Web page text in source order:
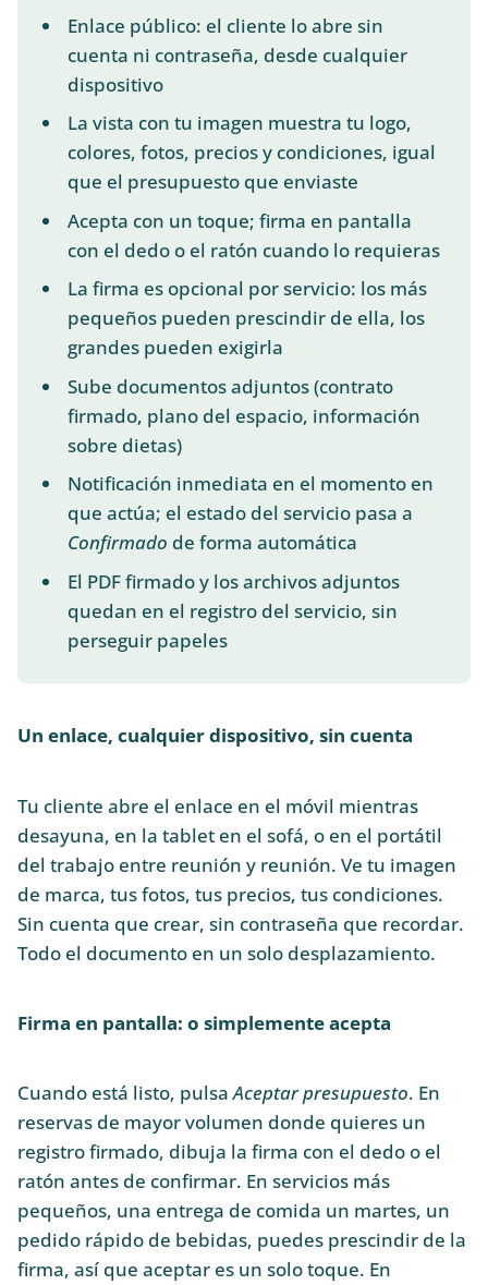
Enlace público: el cliente lo abre sin
cuenta ni contraseña, desde cualquier
dispositivo
La vista con tu imagen muestra tu logo,
colores, fotos, precios y condiciones, igual
que el presupuesto que enviaste
Acepta con un toque; firma en pantalla
con el dedo o el ratón cuando lo requieras
La firma es opcional por servicio: los más
pequeños pueden prescindir de ella, los
grandes pueden exigirla
Sube documentos adjuntos (contrato
firmado, plano del espacio, información
sobre dietas)
Notificación inmediata en el momento en
que actúa; el estado del servicio pasa a
Confirmado de forma automática
El PDF firmado y los archivos adjuntos
quedan en el registro del servicio, sin
perseguir papeles
Un enlace, cualquier dispositivo, sin cuenta
Tu cliente abre el enlace en el móvil mientras
desayuna, en la tablet en el sofá, o en el portátil
del trabajo entre reunión y reunión. Ve tu imagen
de marca, tus fotos, tus precios, tus condiciones.
Sin cuenta que crear, sin contraseña que recordar.
Todo el documento en un solo desplazamiento.
Firma en pantalla: o simplemente acepta
Cuando está listo, pulsaAceptar presupuesto. En
reservas de mayor volumen donde quieres un
registro firmado, dibuja la firma con el dedo o el
ratón antes de confirmar. En servicios más
pequeños, una entrega de comida un martes, un
pedido rápido de bebidas, puedes prescindir de la
firma, así que aceptar es un solo toque. En